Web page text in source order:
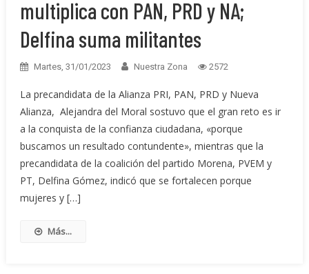
multiplica con PAN, PRD y NA;
Delfina suma militantes
Martes, 31/01/2023 Nuestra Zona 2572
La precandidata de la Alianza PRI, PAN, PRD y Nueva
Alianza, Alejandra del Moral sostuvo que el gran reto es ir
a la conquista de la confianza ciudadana, «porque
buscamos un resultado contundente», mientras que la
precandidata de la coalición del partido Morena, PVEM y
PT, Delfina Gómez, indicó que se fortalecen porque
mujeres y […]
Más...